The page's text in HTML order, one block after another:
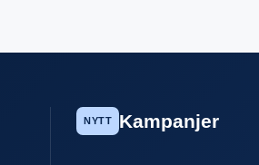
NYTT Kampanjer